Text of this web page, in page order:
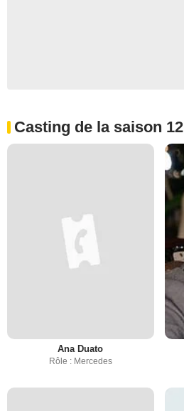
Casting de la saison 12
Ana Duato
Rôle : Mercedes